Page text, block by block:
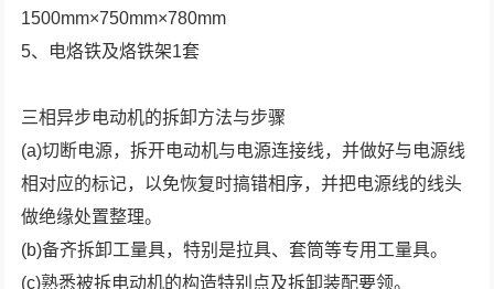
1500mm×750mm×780mm
5、电烙铁及烙铁架1套
三相异步电动机的拆卸方法与步骤
(a)切断电源，拆开电动机与电源连接线，并做好与电源线
相对应的标记，以免恢复时搞错相序，并把电源线的线头
做绝缘处置整理。
(b)备齐拆卸工量具，特别是拉具、套筒等专用工量具。
(c)熟悉被拆电动机的构造特别点及拆卸装配要领。